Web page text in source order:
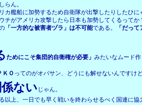
らん。
艦船に加勢するため自衛隊が出撃したりしたひ
がアメリカ攻撃したら日本も加勢してくるって
「一方的な被害者ヅラ」は不可能である。
「だっ
ためにこそ集団的自衛権が必要」みたいなムード
ＫＯ ってのがオバサン、どうにも解せないんです
ない じゃん。
上、一日でも早く戦いを終わらせるべく国連に